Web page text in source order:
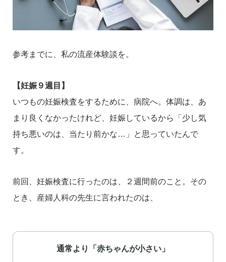
参考までに、私の流産体験談を。
【妊娠９週目】
いつもの妊娠検査をするために、病院へ。体調は、あ
まり良くなかったけれど、妊娠しているから「少し気
持ち悪いのは、当たり前かな…」と思っていたんで
す。
前回、妊娠検査に行ったのは、２週間前のこと。その
とき、産婦人科の先生に言われたのは、
通常より「赤ちゃんが小さい」